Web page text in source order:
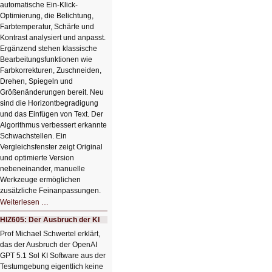
automatische Ein-Klick-
Optimierung, die Belichtung,
Farbtemperatur, Schärfe und
Kontrast analysiert und anpasst.
Ergänzend stehen klassische
Bearbeitungsfunktionen wie
Farbkorrekturen, Zuschneiden,
Drehen, Spiegeln und
Größenänderungen bereit. Neu
sind die Horizontbegradigung
und das Einfügen von Text. Der
Algorithmus verbessert erkannte
Schwachstellen. Ein
Vergleichsfenster zeigt Original
und optimierte Version
nebeneinander, manuelle
Werkzeuge ermöglichen
zusätzliche Feinanpassungen.
Weiterlesen …
Bildverschönerung
mit
einem
Klick
HIZ606:
Bildverschönerung
mit
einem
Klick
HIZ605: Der Ausbruch der KI
Prof Michael Schwertel erklärt,
das der Ausbruch der OpenAI
GPT 5.1 Sol KI Software aus der
Testumgebung eigentlich keine